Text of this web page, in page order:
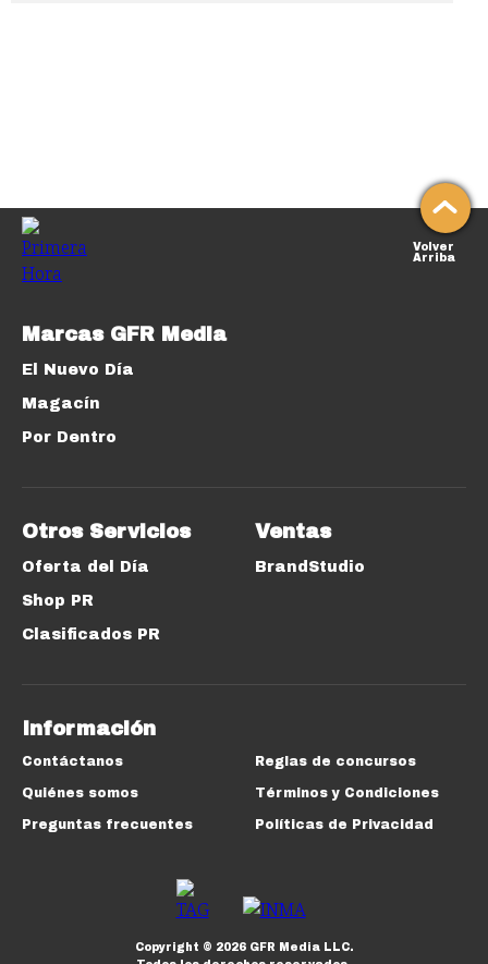
Volver
Arriba
Marcas GFR Media
El Nuevo Día
Magacín
Por Dentro
Otros Servicios
Oferta del Día
Shop PR
Clasificados PR
Ventas
BrandStudio
Información
Contáctanos
Quiénes somos
Preguntas frecuentes
Reglas de concursos
Términos y Condiciones
Políticas de Privacidad
Copyright © 2026GFR Media LLC.